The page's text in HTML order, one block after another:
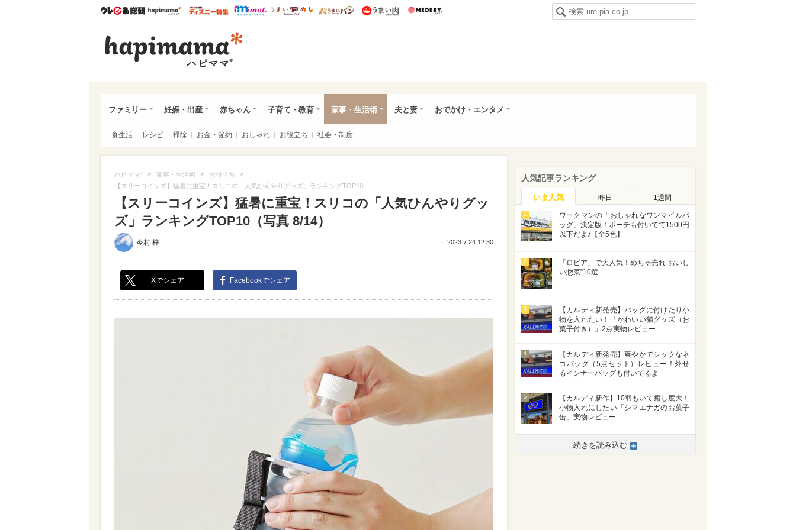
ウレぴあ総研ハピママ* ウレぴあ総研 ディズニー特集
mimot. うまいめし うまいパン うまい肉
ファミリー 妊娠・出産 赤ちゃん 子育て・教育 家事・生活術 夫と妻 おでかけ・エンタメ
食生活 レシピ 掃除 お金・節約 おしゃれ お役立ち 社会・制度
ハピママ* > 家事・生活術 > お役立ち >
【スリーコインズ】猛暑に重宝！スリコの「人気ひんやりグッズ」ランキングTOP10
【スリーコインズ】猛暑に重宝！スリコの「人気ひんやりグッ
ズ」ランキングTOP10（写真 8/14）
今村 梓 2023.7.24 12:30
Xでシェア Facebookでシェア
人気記事ランキング
いま人気 昨日 1週間
1
ワークマンの「おしゃれなワンマイルバ
ッグ」決定版！ポーチも付いてて1500円
以下だよ♪【全5色】
2
「ロピア」で大人気！めちゃ売れ“おいし
い惣菜”10選
3
【カルディ新発売】バッグに付けたり小
物を入れたい！「かわいい猫グッズ（お
菓子付き）」2点実物レビュー
4
【カルディ新発売】爽やかでシックなネ
コバッグ（5点セット）レビュー！外せ
るインナーバッグも付いてるよ
5
【カルディ新作】10羽もいて癒し度大！
小物入れにしたい「シマエナガのお菓子
缶」実物レビュー
続きを読み込む